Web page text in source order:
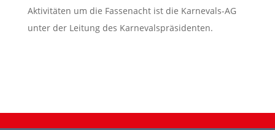
Aktivitäten um die Fassenacht ist die Karnevals-AG
unter der Leitung des Karnevalspräsidenten.